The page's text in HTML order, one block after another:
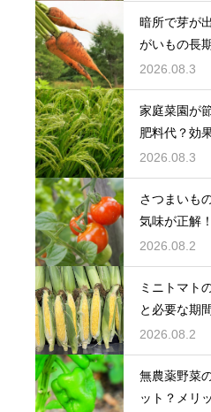
暗所で芽が
がいもの長
に食べ切る
2026.08.3
家庭菜園が
肥料代？効
を活用する
2026.08.3
さつまいも
気味が正解
理法
2026.08.2
ミニトマト
と必要な期
てる
2026.08.2
無農薬野菜
ット？メリ